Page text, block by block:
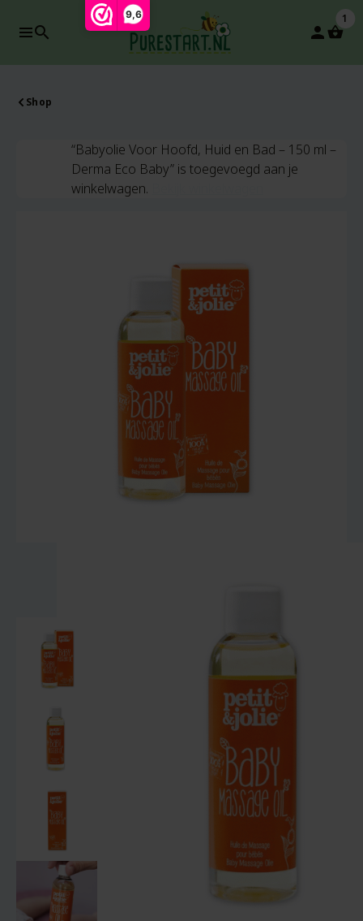
9,6
search person
1
Shop
“Babyolie Voor Hoofd, Huid en Bad – 150 ml –
Derma Eco Baby” is toegevoegd aan je
winkelwagen.
-5%